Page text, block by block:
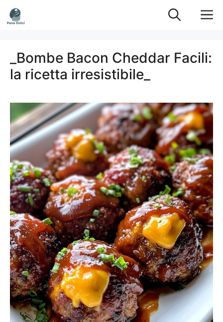
Vai
al
_Bombe Bacon Cheddar Facili:
la ricetta irresistibile_